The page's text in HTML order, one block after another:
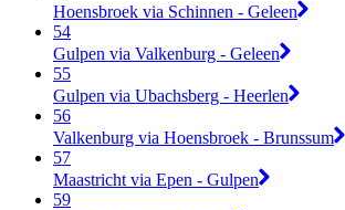
Hoensbroek via Schinnen - Geleen
54
Gulpen via Valkenburg - Geleen
55
Gulpen via Ubachsberg - Heerlen
56
Valkenburg via Hoensbroek - Brunssum
57
Maastricht via Epen - Gulpen
59